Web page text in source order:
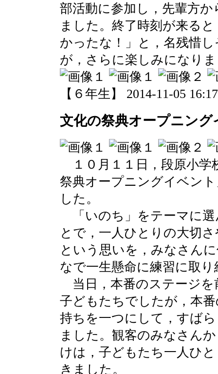
部活動に参加し，先輩方
ました。終了時刻が来る
かったな！」と，名残惜
が，さらに楽しみになり
【６年生】 2014-11-05
文化の祭典オープニング
１０月１１日，段原小学
祭典オープニングイベン
した。
「いのち」をテーマに
とで，一人ひとりの大切
という思いを，みなさん
なで一生懸命に練習に取
当日，本番のステージを
子どもたちでしたが，本
持ちを一つにして，すば
ました。観客のみなさん
けは，子どもたち一人ひ
きました。